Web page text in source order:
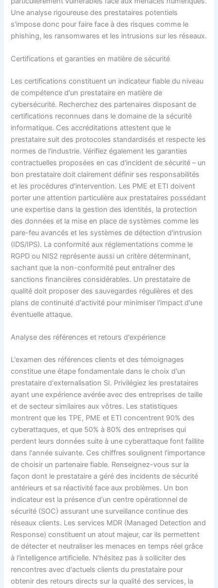
Une analyse rigoureuse des prestataires potentiels
s'impose donc pour faire face à des risques comme le
phishing, les ransomwares et les intrusions sur les réseaux.
Certifications et garanties en matière de sécurité
Les certifications constituent un indicateur fiable du niveau
de compétence d'un prestataire en matière de
cybersécurité. Recherchez des partenaires disposant de
certifications reconnues dans le domaine de la sécurité
informatique. Ces accréditations attestent que le
prestataire suit des protocoles standardisés et respecte les
normes de l'industrie. Vérifiez également les garanties
contractuelles proposées en cas d'incident de sécurité – un
bon prestataire doit clairement définir ses responsabilités
et les procédures d'intervention. Les PME et ETI doivent
porter une attention particulière aux prestataires possédant
une expertise dans la gestion des identités, la protection
des données et la mise en place de systèmes comme les
pare-feu avancés et les systèmes de détection d'intrusion
(IDS/IPS). La conformité aux réglementations comme le
RGPD ou NIS2 représente aussi un critère déterminant,
sachant que la non-conformité peut entraîner des
sanctions financières considérables. Un prestataire de
qualité doit proposer des sauvegardes régulières et des
plans de continuité d'activité pour minimiser l'impact d'une
éventuelle attaque.
Analyse des références et retours d'expérience
L'examen des références clients et des témoignages
constitue une étape fondamentale dans le choix d'un
prestataire d'externalisation SI. Privilégiez les prestataires
ayant une expérience avérée avec des entreprises de taille
et de secteur similaires aux vôtres. Les statistiques
montrent que les TPE, PME et ETI concentrent 90% des
cyberattaques, et que 50% à 80% des entreprises qui
perdent leurs données suite à une cyberattaque font faillite
dans l'année suivante. Ces chiffres soulignent l'importance
de choisir un partenaire fiable. Renseignez-vous sur la
façon dont le prestataire a géré des incidents de sécurité
antérieurs et sa réactivité face aux problèmes. Un bon
indicateur est la présence d'un centre opérationnel de
sécurité (SOC) assurant une surveillance continue des
réseaux clients. Les services MDR (Managed Detection and
Response) constituent un atout majeur, car ils permettent
de détecter et neutraliser les menaces en temps réel grâce
à l'intelligence artificielle. N'hésitez pas à solliciter des
rencontres avec d'actuels clients du prestataire pour
obtenir des retours directs sur la qualité des services, la